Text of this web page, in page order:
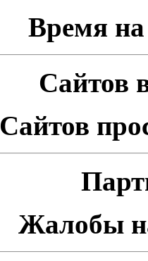
Время на
Сайтов
Сайтов
Жалобы